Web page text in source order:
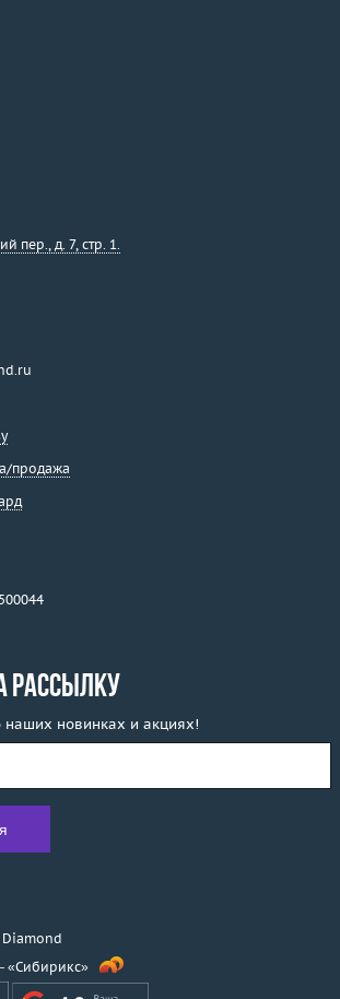
пер., д. 7, стр. 1.
продажа
РАССЫЛКУ
наших новинках и акциях!
«Сибирикс»